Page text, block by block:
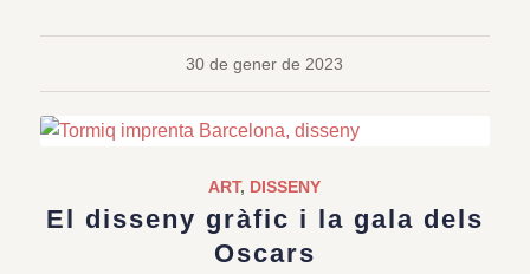
30 de gener de 2023
ART, DISSENY
El disseny gràfic i la gala dels
Oscars